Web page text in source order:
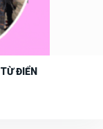
TỪ ĐIỂN